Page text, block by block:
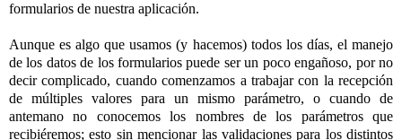
formularios de nuestra aplicación.
Aunque es algo que usamos (y hacemos) todos los días, el manejo
de los datos de los formularios puede ser un poco engañoso, por no
decir complicado, cuando comenzamos a trabajar con la recepción
de múltiples valores para un mismo parámetro, o cuando de
antemano no conocemos los nombres de los parámetros que
recibiéremos; esto sin mencionar las validaciones para los distintos